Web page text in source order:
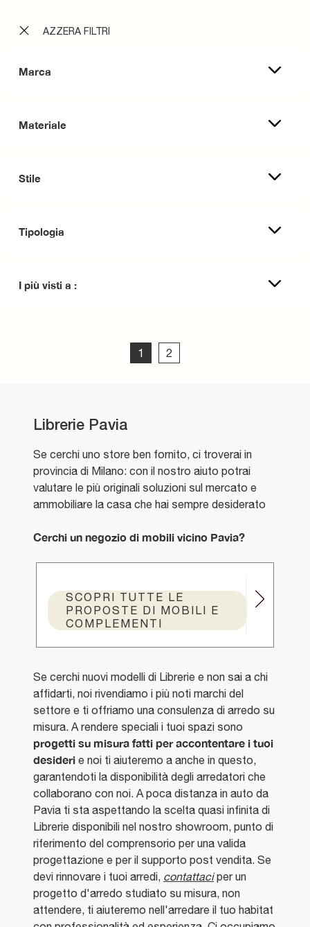
AZZERA FILTRI
Marca
Materiale
Stile
Tipologia
I più visti a :
1 2
Librerie Pavia
Se cerchi uno store ben fornito, ci troverai in
provincia di Milano: con il nostro aiuto potrai
valutare le più originali soluzioni sul mercato e
ammobiliare la casa che hai sempre desiderato
Cerchi un negozio di mobili vicino Pavia?
SCOPRI TUTTE LE
PROPOSTE DI MOBILI E
COMPLEMENTI
Se cerchi nuovi modelli di Librerie e non sai a chi
affidarti, noi rivendiamo i più noti marchi del
settore e ti offriamo una consulenza di arredo su
misura. A rendere speciali i tuoi spazi sono
progetti su misura fatti per accontentare i tuoi
desideri e noi ti aiuteremo a anche in questo,
garantendoti la disponibilità degli arredatori che
collaborano con noi. A poca distanza in auto da
Pavia ti sta aspettando la scelta quasi infinita di
Librerie disponibili nel nostro showroom, punto di
riferimento del comprensorio per una valida
progettazione e per il supporto post vendita. Se
devi rinnovare i tuoi arredi, contattaciper un
progetto d'arredo studiato su misura, non
attendere, ti aiuteremo nell'arredare il tuo habitat